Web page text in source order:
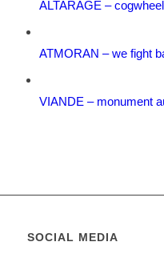
ALTARAGE – cogwheel
ATMORAN – we fight
VIANDE – monument
SOCIAL MEDIA